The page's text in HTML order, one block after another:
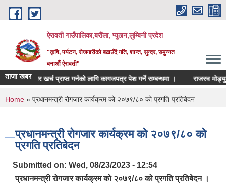
Skip to main content
ऐरावती गाउँपालिका,बरौंला, प्युठान,लुम्बिनी प्रदेश
"कृषि, पर्यटन, रोजगारीको बढाउँदै गति, शान्त, सुन्दर, समुन्नत
बनाऔं ऐरावती"
ताजा खबर
औषधी उपचार खर्च प्राप्त गर्नको लागि कागजपत्र पेश गर्ने सम्बन्धमा । राजस्व
You are here
Home » प्रधानमन्त्री रोगजार कार्यक्रम को २०७९/८० को प्रगति प्रतिबेदन
प्रधानमन्त्री रोगजार कार्यक्रम को २०७९/८० को
प्रगति प्रतिबेदन
Submitted on: Wed, 08/23/2023 - 12:54
प्रधानमन्त्री रोगजार कार्यक्रम को २०७९/८० को प्रगति प्रतिबेदन ।